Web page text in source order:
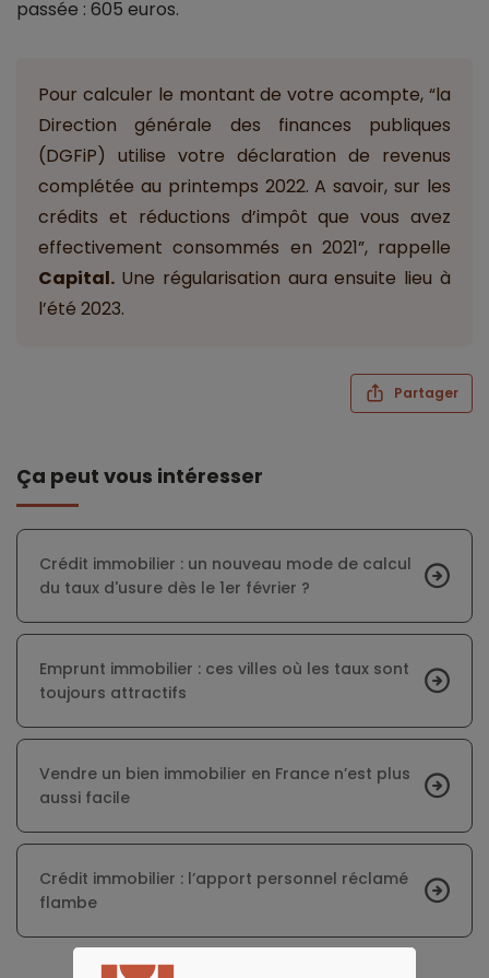
passée : 605 euros.
Pour calculer le montant de votre acompte, “la
Direction générale des finances publiques
(DGFiP) utilise votre déclaration de revenus
complétée au printemps 2022. A savoir, sur les
crédits et réductions d’impôt que vous avez
effectivement consommés en 2021”, rappelle
Capital. Une régularisation aura ensuite lieu à
l’été 2023.
Partager
Ça peut vous intéresser
Crédit immobilier : un nouveau mode de calcul
du taux d'usure dès le 1er février ?
Emprunt immobilier : ces villes où les taux sont
toujours attractifs
Vendre un bien immobilier en France n’est plus
aussi facile
Crédit immobilier : l’apport personnel réclamé
flambe